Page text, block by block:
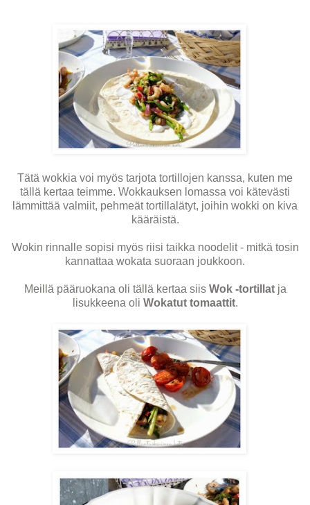
Tätä wokkia voi myös tarjota tortillojen kanssa, kuten me
tällä kertaa teimme. Wokkauksen lomassa voi kätevästi
lämmittää valmiit, pehmeät tortillalätyt, joihin wokki on kiva
kääräistä.
Wokin rinnalle sopisi myös riisi taikka noodelit - mitkä tosin
kannattaa wokata suoraan joukkoon.
Meillä pääruokana oli tällä kertaa siis Wok -tortillatja
lisukkeena oli Wokatut tomaattit.